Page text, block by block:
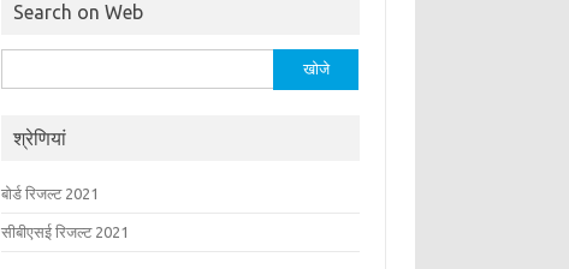
Search on Web
को
श्रेणियां
बोर्ड रिजल्ट 2021
सीबीएसई रिजल्ट 2021